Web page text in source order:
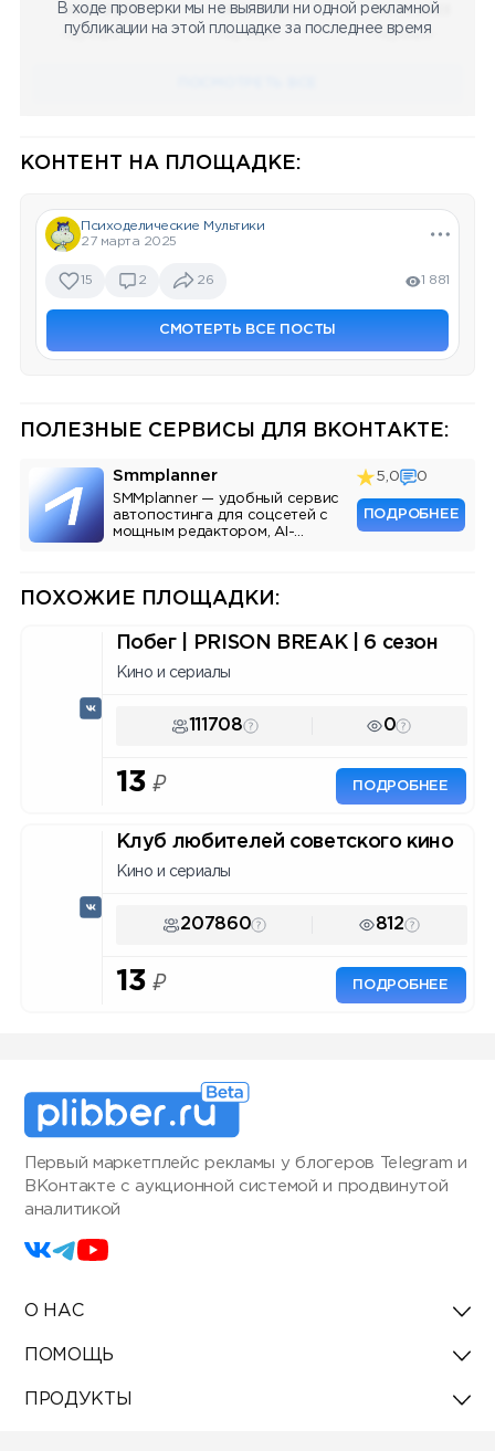
08.05.2023
Научный
08.05.2023
Научный
08.05.2023
Научный
В ходе проверки мы не выявили ни одной рекламной
публикации на этой площадке за последнее время
КОНТЕНТ НА ПЛОЩАДКЕ:
Психоделические Мультики
27 марта 2025
15 2 26 1 881
СМОТЕРТЬ ВСЕ ПОСТЫ
ПОЛЕЗНЫЕ СЕРВИСЫ ДЛЯ ВКОНТАКТЕ:
Smmplanner
SMMplanner — удобный сервис
автопостинга для соцсетей с
мощным редактором, AI-
5,0 0
ПОДРОБНЕЕ
ПОХОЖИЕ ПЛОЩАДКИ:
Побег | PRISON BREAK | 6 сезон
Кино и сериалы
111708 0
13 ₽ ПОДРОБНЕЕ
Клуб любителей советского кино
Кино и сериалы
207860 812
13 ₽ ПОДРОБНЕЕ
Первый маркетплейс рекламы у блогеров Telegram и
ВКонтакте с аукционной системой и продвинутой
аналитикой
О НАС
ПОМОЩЬ
ПРОДУКТЫ